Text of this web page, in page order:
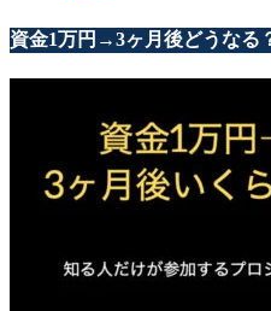
資金1万円→3ヶ月後どうなる